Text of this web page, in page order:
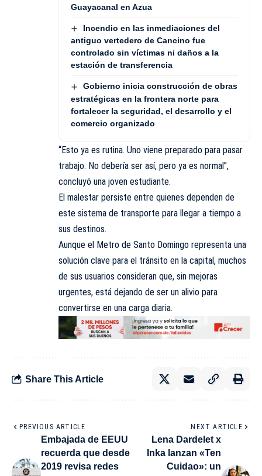
Guayacanal en Azua
Incendio en las inmediaciones del
antiguo vertedero de Cancino fue
controlado sin víctimas ni daños a la
estación de transferencia
Gobierno inicia construcción de obras
estratégicas en la frontera norte para
fortalecer la seguridad, el desarrollo y el
comercio organizado
“Esto ya es rutina. Uno viene preparado para pasar
trabajo. No debería ser así, pero ya es normal”,
concluyó una joven estudiante.
El malestar persiste entre quienes dependen de
este sistema de transporte para llegar a tiempo a
sus destinos.
Aunque el Metro de Santo Domingo representa una
solución clave para el tránsito en la capital, muchos
de sus usuarios consideran que, sin mejoras
urgentes, está dejando de ser un alivio para
convertirse en una carga diaria.
Share This Article
PREVIOUS ARTICLE
Embajada de EEUU
recuerda que desde
2019 revisa redes
NEXT ARTICLE
Lena Dardelet x
Inka lanzan «Ten
Cuidao»: un